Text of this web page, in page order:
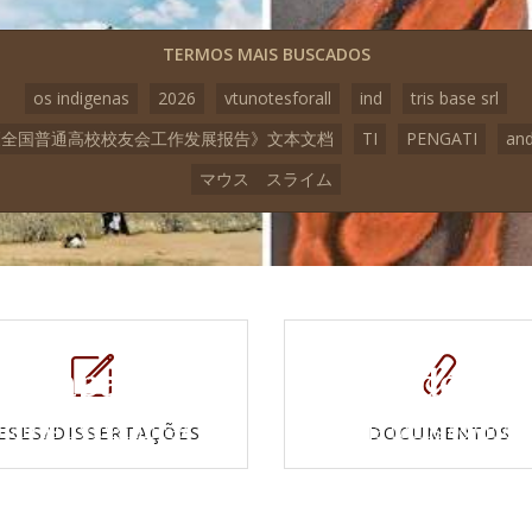
TERMOS MAIS BUSCADOS
os indigenas
2026 vtunotesforall ind
tris base srl
国普通高校校友会工作发展报告》文本文档
TI PENGATI
マウス スライム
DISSERTAÇÕES DOCUMENTOS
Mapas e
topográficas
Vídeos
Veja todos os vídeos